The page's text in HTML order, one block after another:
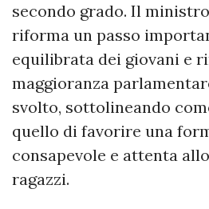
secondo grado. Il
riforma un passo
equilibrata dei giovani e
maggioranza
svolto, sottolineando
quello di favorire una
consapevole e attenta
ragazzi.